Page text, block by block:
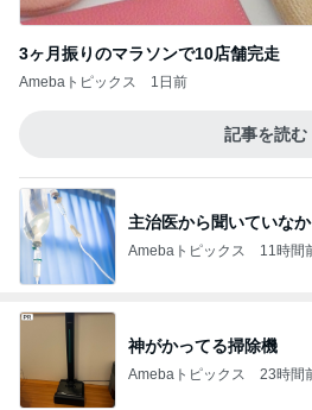
3ヶ月振りのマラソンで10店舗完走
Amebaトピックス 1日前
記事を読む
主治医から聞いていな
Amebaトピックス 11時間
神がかってる掃除機
Amebaトピックス 23時間